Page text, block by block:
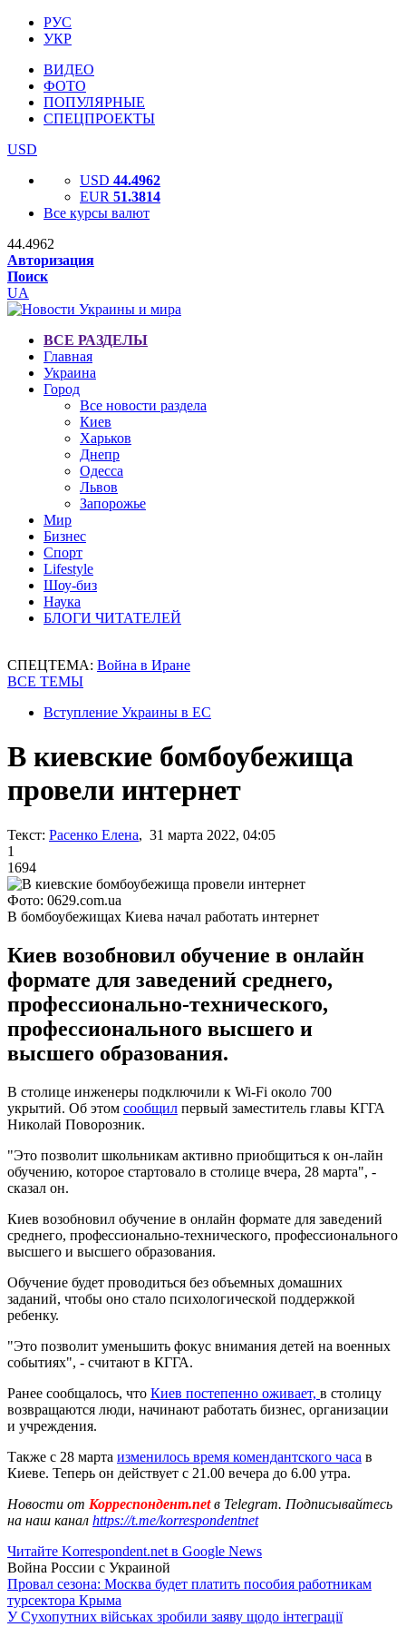
РУС
УКР
ВИДЕО
ФОТО
ПОПУЛЯРНЫЕ
СПЕЦПРОЕКТЫ
USD
USD 44.4962
EUR 51.3814
Все курсы валют
44.4962
Авторизация
Поиск
UA
ВСЕ РАЗДЕЛЫ
Главная
Украина
Город
Все новости раздела
Киев
Харьков
Днепр
Одесса
Львов
Запорожье
Мир
Бизнес
Спорт
Lifestyle
Шоу-биз
Наука
БЛОГИ ЧИТАТЕЛЕЙ
СПЕЦТЕМА: Война в Иране
ВСЕ ТЕМЫ
Вступление Украины в ЕС
В киевские бомбоубежища
провели интернет
Текст: Расенко Елена, 31 марта 2022, 04:05
1
1694
Фото: 0629.com.ua
В бомбоубежищах Киева начал работать интернет
Киев возобновил обучение в онлайн
формате для заведений среднего,
профессионально-технического,
профессионального высшего и
высшего образования.
В столице инженеры подключили к Wi-Fi около 700
укрытий. Об этом сообщил первый заместитель главы КГГА
Николай Поворозник.
"Это позволит школьникам активно приобщиться к он-лайн
обучению, которое стартовало в столице вчера, 28 марта", -
сказал он.
Киев возобновил обучение в онлайн формате для заведений
среднего, профессионально-технического, профессионального
высшего и высшего образования.
Обучение будет проводиться без объемных домашних
заданий, чтобы оно стало психологической поддержкой
ребенку.
"Это позволит уменьшить фокус внимания детей на военных
событиях", - считают в КГГА.
Ранее сообщалось, что Киев постепенно оживает, в столицу
возвращаются люди, начинают работать бизнес, организации
и учреждения.
Также с 28 марта изменилось время комендантского часа в
Киеве. Теперь он действует с 21.00 вечера до 6.00 утра.
Новости от Корреспондент.netв Telegram. Подписывайтесь
на наш канал https://t.me/korrespondentnet
Читайте Korrespondent.net в Google News
Война России с Украиной
Провал сезона: Москва будет платить пособия работникам
турсектора Крыма
У Сухопутних військах зробили заяву щодо інтеграції